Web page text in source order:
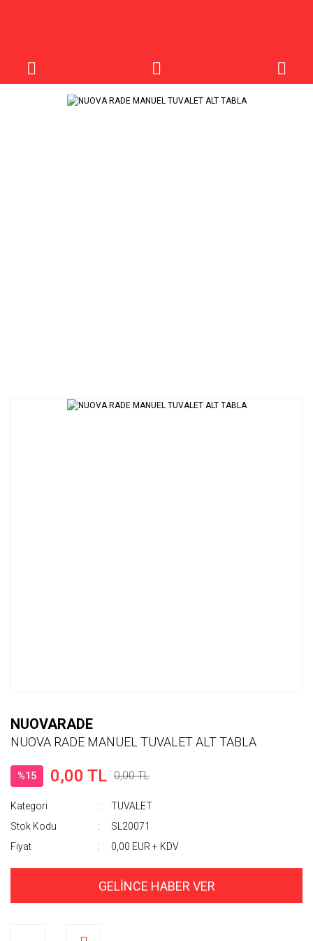
NUOVARADE
NUOVA RADE MANUEL TUVALET ALT TABLA
%15 0,00 TL 0,00 TL
Kategori
TUVALET
Stok Kodu
SL20071
Fiyat
0,00 EUR + KDV
GELİNCE HABER VER